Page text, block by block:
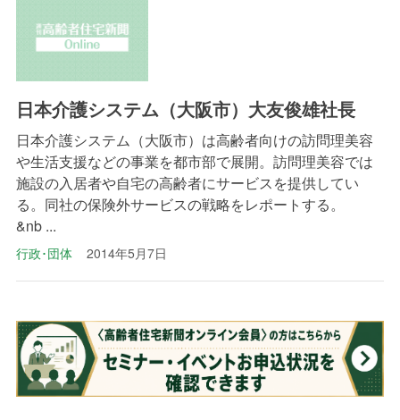
日本介護システム（大阪市）大友俊雄社長
日本介護システム（大阪市）は高齢者向けの訪問理美容
や生活支援などの事業を都市部で展開。訪問理美容では
施設の入居者や自宅の高齢者にサービスを提供してい
る。同社の保険外サービスの戦略をレポートする。
&nb ...
行政･団体 2014年5月7日